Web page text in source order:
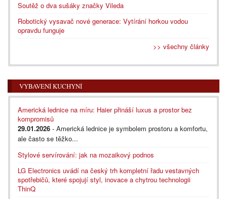
Soutěž o dva sušáky značky Vileda
Robotický vysavač nové generace: Vytírání horkou vodou
opravdu funguje
>> všechny články
VYBAVENÍ KUCHYNÍ
Americká lednice na míru: Haier přináší luxus a prostor bez
kompromisů
29.01.2026 - Americká lednice je symbolem prostoru a komfortu,
ale často se těžko...
Stylové servírování: jak na mozaikový podnos
LG Electronics uvádí na český trh kompletní řadu vestavných
spotřebičů, které spojují styl, inovace a chytrou technologii
ThinQ